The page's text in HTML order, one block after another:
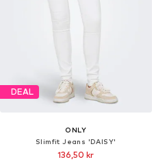
DEAL
ONLY
Slimfit Jeans 'DAISY'
136,50 kr